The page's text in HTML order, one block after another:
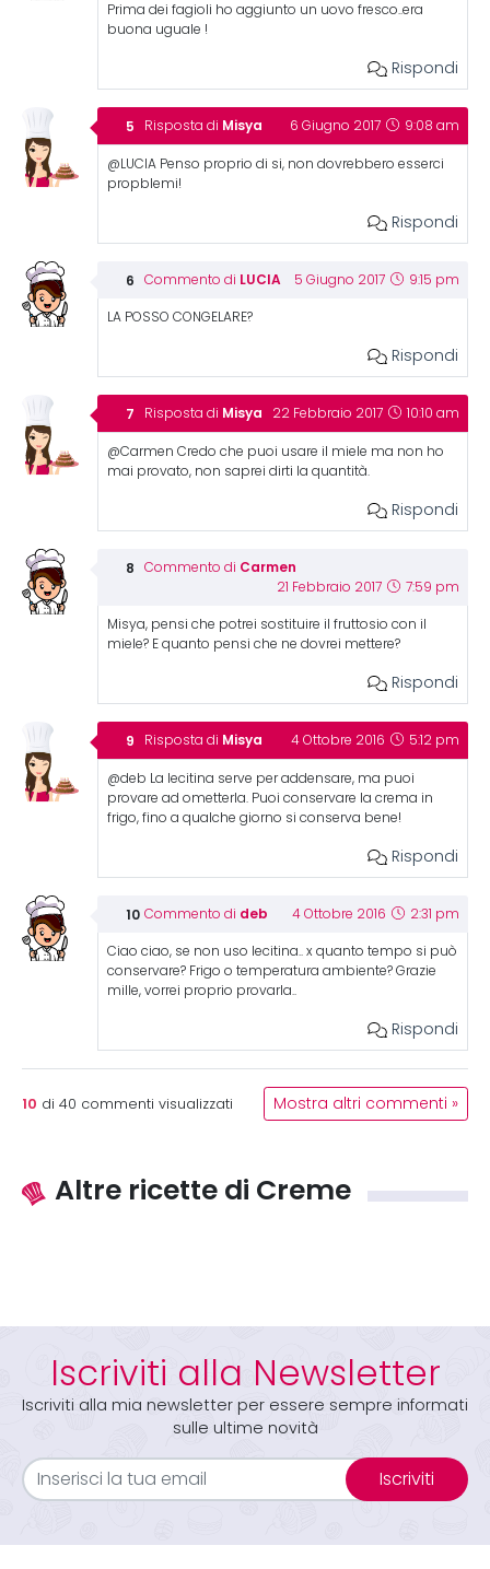
Prima dei fagioli ho aggiunto un uovo fresco..era
buona uguale !
Rispondi
Risposta di Misya 6 Giugno 2017 9:08 am
@LUCIA Penso proprio di si, non dovrebbero esserci
propblemi!
Rispondi
Commento di LUCIA 5 Giugno 2017 9:15 pm
LA POSSO CONGELARE?
Rispondi
Risposta di Misya 22 Febbraio 2017 10:10 am
@Carmen Credo che puoi usare il miele ma non ho
mai provato, non saprei dirti la quantità.
Rispondi
Commento di Carmen
21 Febbraio 2017 7:59 pm
Misya, pensi che potrei sostituire il fruttosio con il
miele? E quanto pensi che ne dovrei mettere?
Rispondi
Risposta di Misya 4 Ottobre 2016 5:12 pm
@deb La lecitina serve per addensare, ma puoi
provare ad ometterla. Puoi conservare la crema in
frigo, fino a qualche giorno si conserva bene!
Rispondi
Commento di deb 4 Ottobre 2016 2:31 pm
Ciao ciao, se non uso lecitina.. x quanto tempo si può
conservare? Frigo o temperatura ambiente? Grazie
mille, vorrei proprio provarla..
Rispondi
10 di 40 commenti visualizzati Mostra altri commenti »
Altre ricette di Creme
Iscriviti alla Newsletter
Iscriviti alla mia newsletter per essere sempre informati
sulle ultime novità
Iscriviti